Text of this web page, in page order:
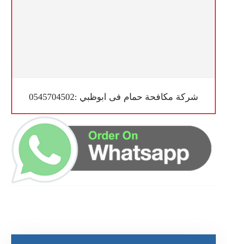
شركة مكافحة حمام فى ابوظبي :0545704502